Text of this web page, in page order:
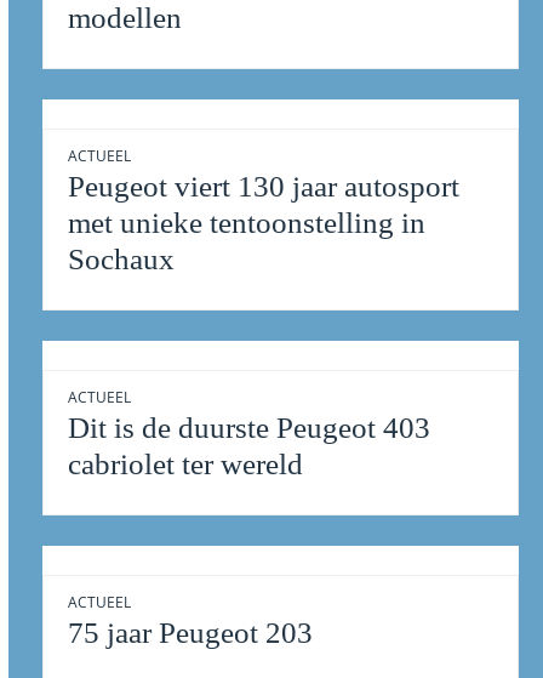
modellen
Peugeot viert 130 jaar autosport
met unieke tentoonstelling in
Sochaux
ACTUEEL
Dit is de duurste Peugeot 403
cabriolet ter wereld
ACTUEEL
75 jaar Peugeot 203
ACTUEEL